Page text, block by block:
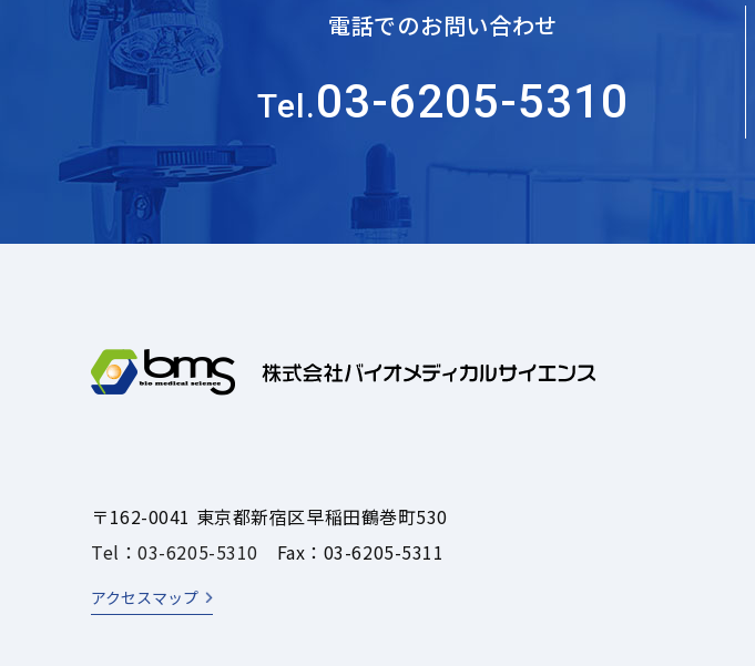
電話でのお問い合わせ
Tel.03-6205-5310
〒162-0041 東京都新宿区早稲田鶴巻町530
Tel：03-6205-5310 Fax：03-6205-5311
アクセスマップ